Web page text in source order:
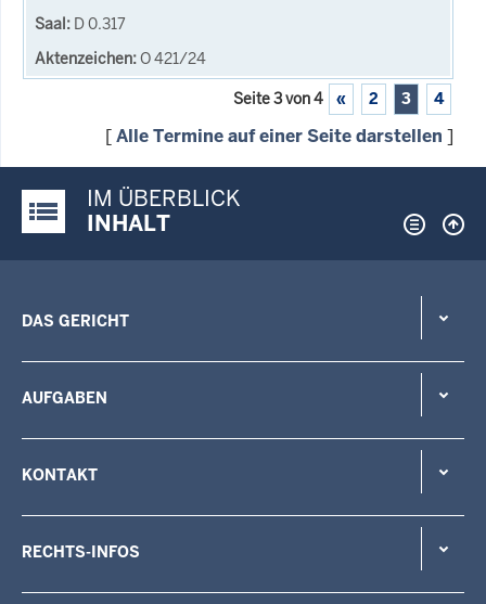
D 0.317
O 421/24
Seite 3 von 4 « 2 3 4
[Alle Termine auf einer Seite darstellen ]
Justiz-Portal im Überblick:
IM ÜBERBLICK
INHALT
DAS GERICHT
AUFGABEN
KONTAKT
RECHTS-INFOS